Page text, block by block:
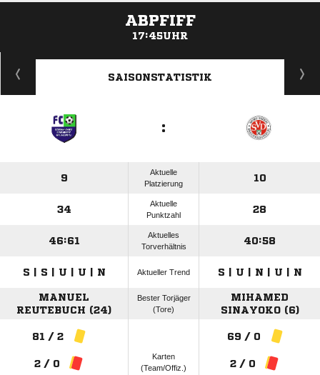
ABPFIFF
17:45UHR
ANZEIGE
SAISONSTATISTIK
:
9
Aktuelle
Platzierung
10
34
Aktuelle
Punktzahl
28
46:61
Aktuelles
Torverhältnis
40:58
S | S | U | U | N Aktueller Trend S | U | N | U | N
MANUEL
REUTEBUCH (24)
Bester Torjäger
(Tore)
MIHAMED
SINAYOKO (6)
81 / 2
2 / 0
Karten
(Team/Offiz.)
69 / 0
2 / 0